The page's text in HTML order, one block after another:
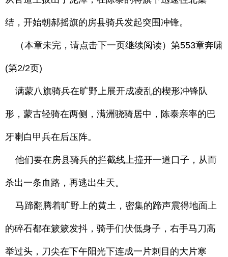
结，开始朝郝摇旗的房县骑兵发起突围冲锋。
（本章未完，请点击下一页继续阅读）第553章奔啸
(第2/2页)
满蒙八旗骑兵在旷野上展开成凌乱的楔形冲锋队
形，蒙古轻骑在两侧，满洲骁骑居中，陈泰亲率的巴
牙喇白甲兵在后压阵。
他们要在房县骑兵的拦截线上撞开一道口子，从而
杀出一条血路，再逃出生天。
马蹄翻腾着旷野上的黄土，密集的蹄声震得地面上
的碎石都在簌簌发抖，骑手们伏低身子，右手马刀高
举过头，刀尖在下午阳光下连成一片刺目的大片寒